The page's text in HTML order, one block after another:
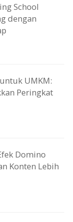
School
dengan
UMKM:
Peringkat
Domino
Konten Lebih